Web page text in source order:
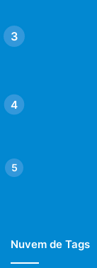
Nuvem de Tags